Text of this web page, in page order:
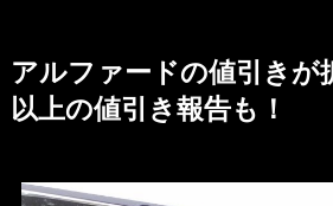
アルファードの値引きが
以上の値引き報告も！